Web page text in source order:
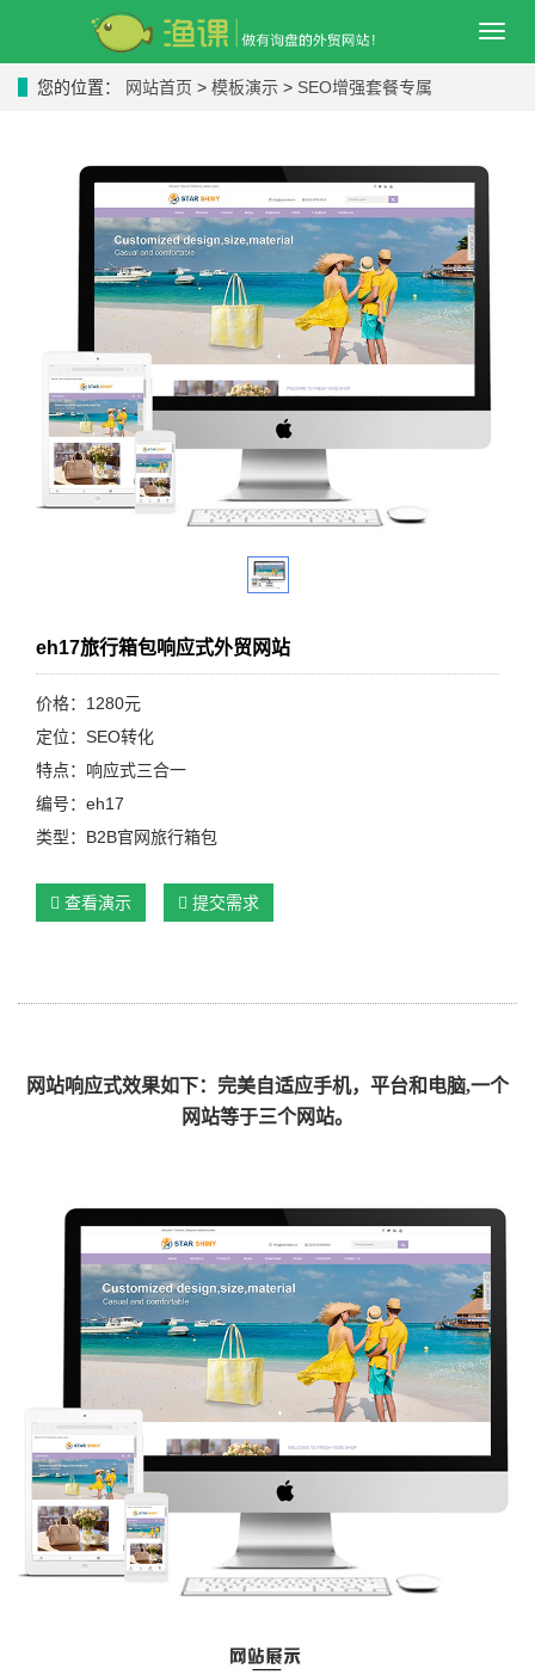
导
您的位置： 网站首页 > 模板演示 > SEO增强套餐专属
eh17旅行箱包响应式外贸网站
价格：1280元
定位：SEO转化
特点：响应式三合一
编号：eh17
类型：B2B官网旅行箱包
查看演示 提交需求
网站响应式效果如下：完美自适应手机，平台和电脑,一个
网站等于三个网站。